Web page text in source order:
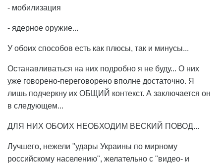
- мобилизация
- ядерное оружие...
У обоих способов есть как плюсы, так и минусы...
Останавливаться на них подробно я не буду... О них
уже говорено-переговорено вполне достаточно. Я
лишь подчеркну их ОБЩИЙ контекст. А заключается он
в следующем...
ДЛЯ НИХ ОБОИХ НЕОБХОДИМ ВЕСКИЙ ПОВОД...
Лучшего, нежели "удары Украины по мирному
российскому населению", желательно с "видео- и